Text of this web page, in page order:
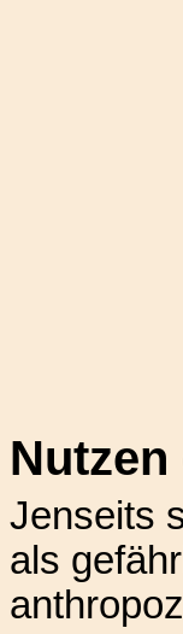
Jenseits
als